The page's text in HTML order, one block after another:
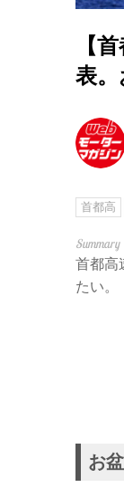
【
表。
首都高
首都高
たい。
お